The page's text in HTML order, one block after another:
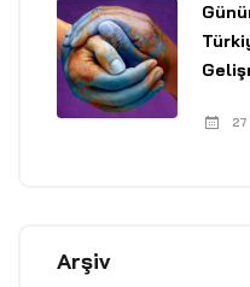
27
Arşiv